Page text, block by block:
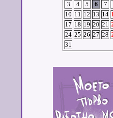
3
4 5 6 7
10 11 12 13 14
17 18 19 20 21
24 25 26 27 28
31